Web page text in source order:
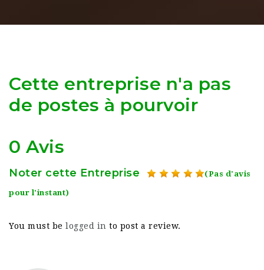
Cette entreprise n'a pas
de postes à pourvoir
0 Avis
Noter cette Entreprise (Pas d'avis
pour l'instant)
You must be logged in to post a review.